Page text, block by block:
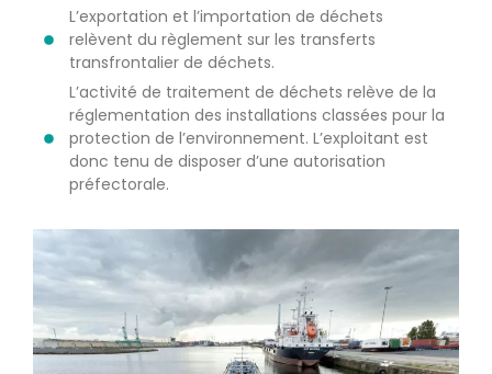
L’exportation et l’importation de déchets
relèvent du règlement sur les transferts
transfrontalier de déchets.
L’activité de traitement de déchets relève de la
réglementation des installations classées pour la
protection de l’environnement. L’exploitant est
donc tenu de disposer d’une autorisation
préfectorale.